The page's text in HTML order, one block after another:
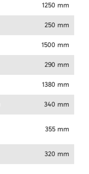
1250 mm
250 mm
1500 mm
290 mm
1380 mm
340 mm
355 mm
320 mm